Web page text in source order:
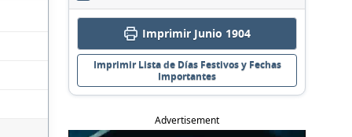
Imprimir Junio 1904
Imprimir Lista de Días Festivos y Fechas
Importantes
Advertisement